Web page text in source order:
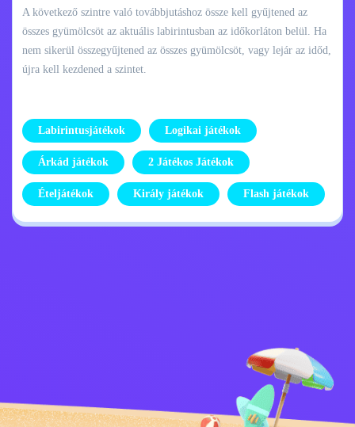
A következő szintre való továbbjutáshoz össze kell gyűjtened az
összes gyümölcsöt az aktuális labirintusban az időkorláton belül. Ha
nem sikerül összegyűjtened az összes gyümölcsöt, vagy lejár az időd,
újra kell kezdened a szintet.
Labirintusjátékok Logikai játékok
Árkád játékok 2 Játékos Játékok
Ételjátékok Király játékok Flash játékok